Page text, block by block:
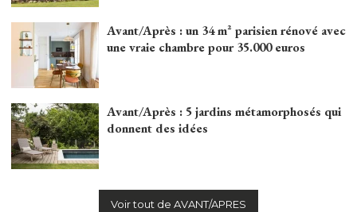
Avant/Après : un 34 m² parisien rénové avec
une vraie chambre pour 35.000 euros
Avant/Après : 5 jardins métamorphosés qui
donnent des idées
Voir tout de AVANT/APRES